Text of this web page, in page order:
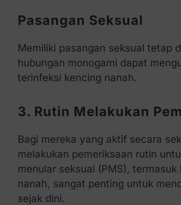
Pasangan Seksual
Memiliki pasangan seksual tetap
hubungan monogami dapat
terinfeksi kencing nanah.
3. Rutin Melakukan
Bagi mereka yang aktif secara
melakukan pemeriksaan rutin
menular seksual (PMS), termasuk
nanah, sangat penting untuk
sejak dini.